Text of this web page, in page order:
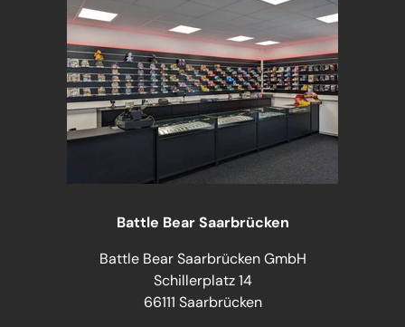
Battle Bear Saarbrücken
Battle Bear Saarbrücken GmbH
Schillerplatz 14
66111 Saarbrücken